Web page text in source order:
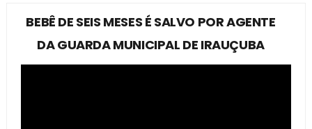
BEBÊ DE SEIS MESES É SALVO POR AGENTE
DA GUARDA MUNICIPAL DE IRAUÇUBA